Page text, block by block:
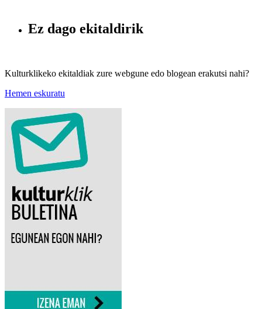
Ez dago ekitaldirik
Kulturklikeko ekitaldiak zure webgune edo blogean erakutsi nahi?
Hemen eskuratu